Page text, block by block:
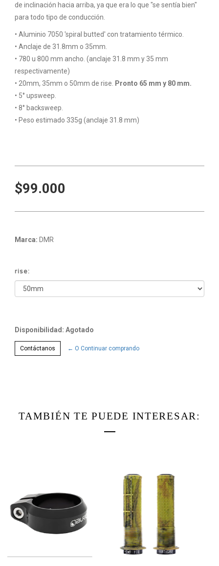
de inclinación hacia arriba, ya que era lo que "se sentía bien"
para todo tipo de conducción.
• Aluminio 7050 'spiral butted' con tratamiento térmico.
• Anclaje de 31.8mm o 35mm.
• 780 u 800 mm ancho. (anclaje 31.8 mm y 35 mm
respectivamente)
• 20mm, 35mm o 50mm de rise. Pronto 65 mm y 80 mm.
• 5° upsweep.
• 8° backsweep.
• Peso estimado 335g (anclaje 31.8 mm)
$99.000
Marca: DMR
rise:
Disponibilidad: Agotado
Contáctanos ← O Continuar comprando
TAMBIÉN TE PUEDE INTERESAR: